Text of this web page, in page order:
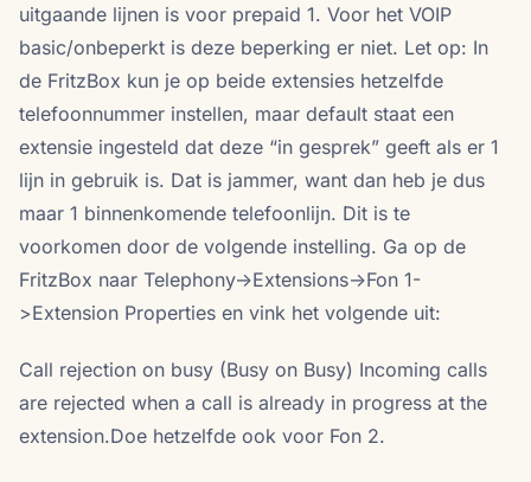
uitgaande lijnen is voor prepaid 1. Voor het VOIP
basic/onbeperkt is deze beperking er niet. Let op: In
de FritzBox kun je op beide extensies hetzelfde
telefoonnummer instellen, maar default staat een
extensie ingesteld dat deze “in gesprek” geeft als er 1
lijn in gebruik is. Dat is jammer, want dan heb je dus
maar 1 binnenkomende telefoonlijn. Dit is te
voorkomen door de volgende instelling. Ga op de
FritzBox naar Telephony->Extensions->Fon 1-
>Extension Properties en vink het volgende uit:
Call rejection on busy (Busy on Busy) Incoming calls
are rejected when a call is already in progress at the
extension.Doe hetzelfde ook voor Fon 2.